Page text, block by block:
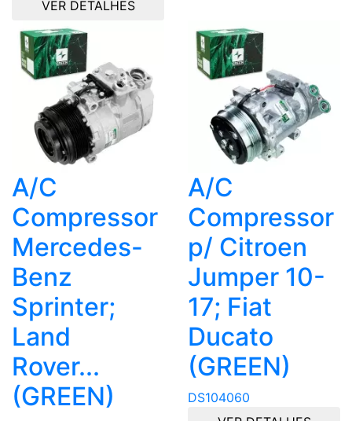
VER DETALHES
A/C
Compressor
Mercedes-
Benz
Sprinter;
Land
Rover...
(GREEN)
A/C
Compressor
p/ Citroen
Jumper 10-
17; Fiat
Ducato
(GREEN)
DS104060